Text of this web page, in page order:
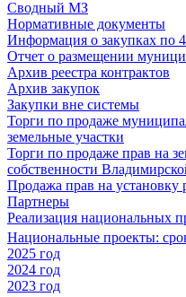
Сводный МЗ
Нормативные документы
Информация о закупках по
Отчет о размещении
Архив реестра контрактов
Архив закупок
Закупки вне системы
Торги по продаже
земельные участки
Торги по продаже прав на
собственности
Продажа прав на установку
Партнеры
Реализация национальных
Национальные проекты:
2025 год
2024 год
2023 год